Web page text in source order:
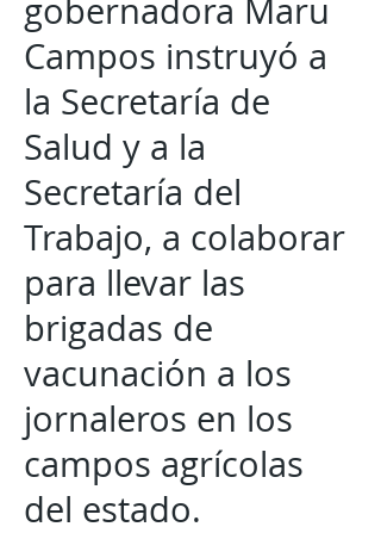
gobernadora Maru
Campos instruyó a
la Secretaría de
Salud y a la
Secretaría del
Trabajo, a colaborar
para llevar las
brigadas de
vacunación a los
jornaleros en los
campos agrícolas
del estado.